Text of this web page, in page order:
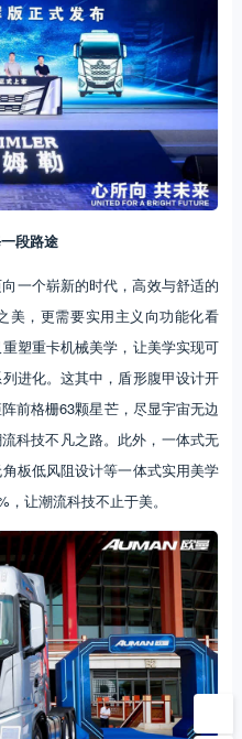
段路途
一个崭新的时代，高效与舒适的
美，更需要实用主义向功能化看
塑重卡机械美学，让美学实现可
进化。这其中，盾形腹甲设计开
前格栅63颗星芒，尽显宇宙无边
科技不凡之路。此外，一体式无
板低风阻设计等一体式实用美学
让潮流科技不止于美。